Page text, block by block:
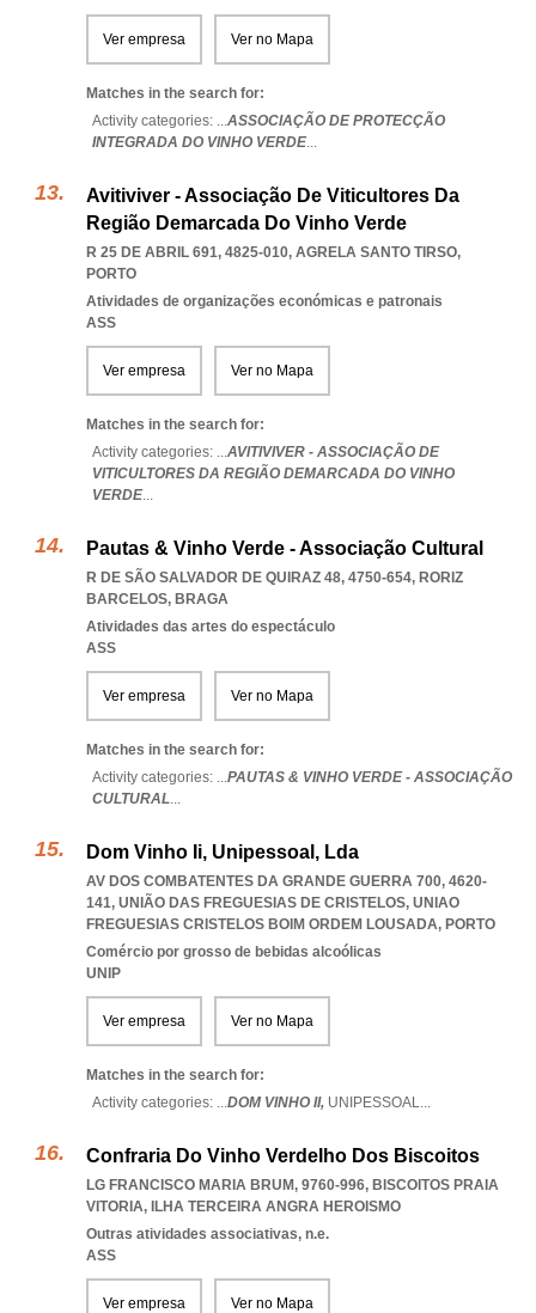
Ver empresa Ver no Mapa
Matches in the search for:
Activity categories: ...ASSOCIAÇÃO DE PROTECÇÃO
INTEGRADA DO VINHO VERDE...
Avitiviver - Associação De Viticultores Da
Região Demarcada Do Vinho Verde
R 25 DE ABRIL 691, 4825-010, AGRELA SANTO TIRSO,
PORTO
Atividades de organizações económicas e patronais
ASS
Ver empresa Ver no Mapa
Matches in the search for:
Activity categories: ...AVITIVIVER - ASSOCIAÇÃO DE
VITICULTORES DA REGIÃO DEMARCADA DO VINHO
VERDE...
Pautas & Vinho Verde - Associação Cultural
R DE SÃO SALVADOR DE QUIRAZ 48, 4750-654, RORIZ
BARCELOS, BRAGA
Atividades das artes do espectáculo
ASS
Ver empresa Ver no Mapa
Matches in the search for:
Activity categories: ...PAUTAS & VINHO VERDE - ASSOCIAÇÃO
CULTURAL...
Dom Vinho Ii, Unipessoal, Lda
AV DOS COMBATENTES DA GRANDE GUERRA 700, 4620-
141, UNIÃO DAS FREGUESIAS DE CRISTELOS, UNIAO
FREGUESIAS CRISTELOS BOIM ORDEM LOUSADA, PORTO
Comércio por grosso de bebidas alcoólicas
UNIP
Ver empresa Ver no Mapa
Matches in the search for:
Activity categories: ...DOM VINHO II, UNIPESSOAL...
Confraria Do Vinho Verdelho Dos Biscoitos
LG FRANCISCO MARIA BRUM, 9760-996, BISCOITOS PRAIA
VITORIA, ILHA TERCEIRA ANGRA HEROISMO
Outras atividades associativas, n.e.
ASS
Ver empresa Ver no Mapa